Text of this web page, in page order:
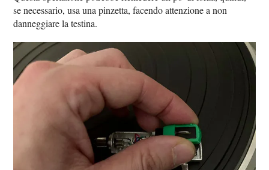
se necessario, usa una pinzetta, facendo attenzione a non
danneggiare la testina.